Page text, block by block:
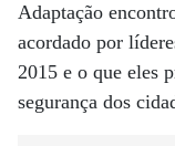
Adaptação
acordado por
2015 e o que eles
segurança dos